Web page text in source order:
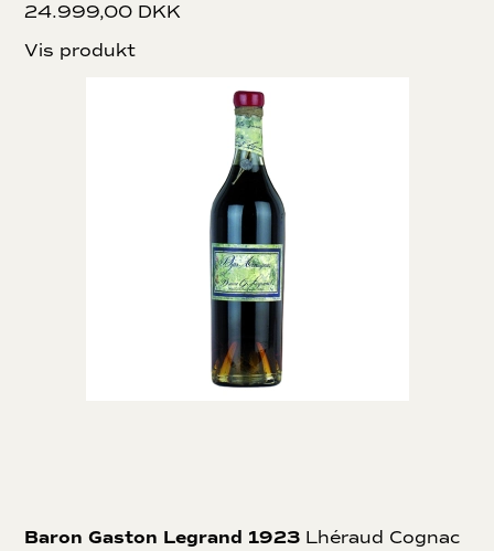
24.999,00 DKK
Vis produkt
Baron Gaston Legrand 1923 Lhéraud Cognac